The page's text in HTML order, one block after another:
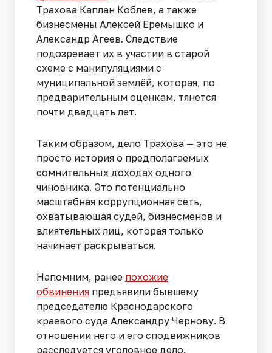
Трахова Каплан Коблев, а также
бизнесмены Алексей Еремышко и
Александр Агеев. Следствие
подозревает их в участии в старой
схеме с манипуляциями с
муниципальной землёй, которая, по
предварительным оценкам, тянется
почти двадцать лет.
Таким образом, дело Трахова — это не
просто история о предполагаемых
сомнительных доходах одного
чиновника. Это потенциально
масштабная коррупционная сеть,
охватывающая судей, бизнесменов и
влиятельных лиц, которая только
начинает раскрываться.
Напомним, ранее похожие
обвинения предъявили бывшему
председателю Краснодарского
краевого суда Александру Чернову. В
отношении него и его сподвижников
расследуется уголовное дело.